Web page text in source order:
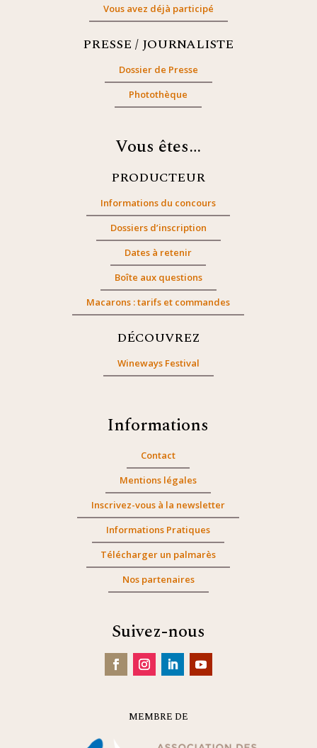
Vous avez déjà participé
PRESSE / JOURNALISTE
Dossier de Presse
Photothèque
Vous êtes…
PRODUCTEUR
Informations du concours
Dossiers d’inscription
Dates à retenir
Boîte aux questions
Macarons : tarifs et commandes
DÉCOUVREZ
Wineways Festival
Informations
Contact
Mentions légales
Inscrivez-vous à la newsletter
Informations Pratiques
Télécharger un palmarès
Nos partenaires
Suivez-nous
MEMBRE DE